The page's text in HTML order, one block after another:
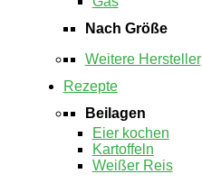
Nach Größe
Weitere Hersteller
Rezepte
Beilagen
Eier kochen
Kartoffeln
Weißer Reis